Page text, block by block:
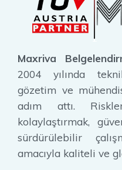
Maxriva
2004 yılında
gözetim ve
adım attı.
kolaylaştırmak,
sürdürülebilir
amacıyla kaliteli ve